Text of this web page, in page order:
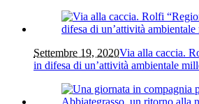
Settembre 19, 2020Via alla caccia.
in difesa di un’attività ambientale